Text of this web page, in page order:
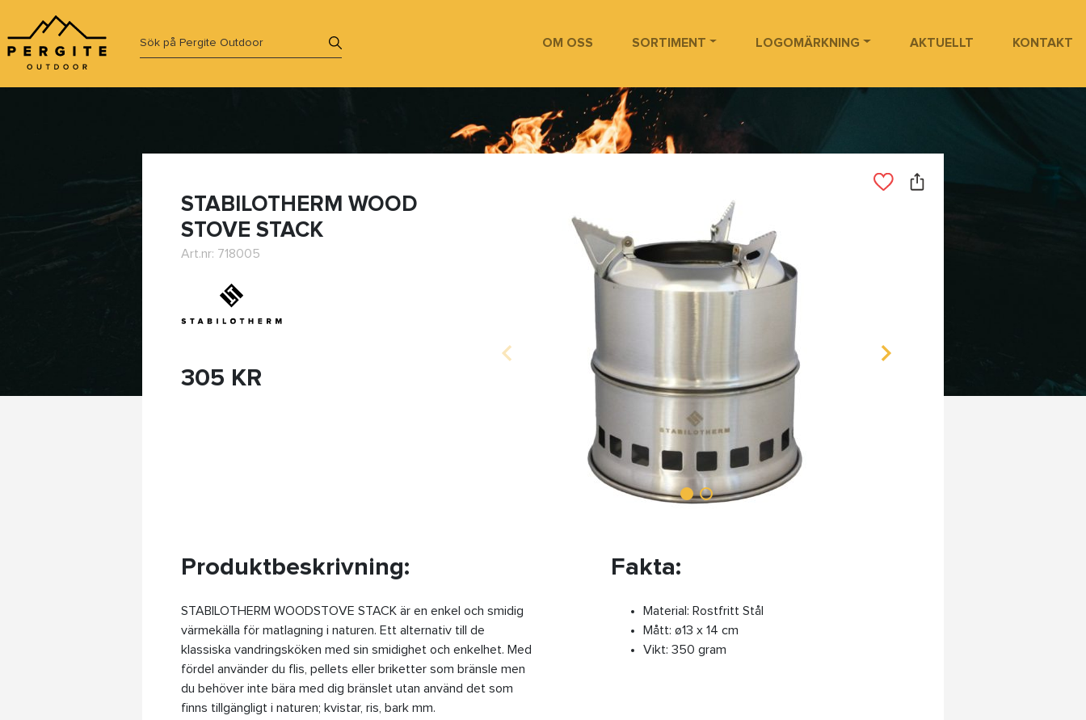
OM OSS SORTIMENT LOGOMÄRKNING AKTUELLT KONTAKT
STABILOTHERM WOOD
STOVE STACK
Art.nr: 718005
305 KR
Produktbeskrivning:
STABILOTHERM WOODSTOVE STACK är en enkel och smidig
värmekälla för matlagning i naturen. Ett alternativ till de
klassiska vandringsköken med sin smidighet och enkelhet. Med
fördel använder du flis, pellets eller briketter som bränsle men
du behöver inte bära med dig bränslet utan använd det som
finns tillgängligt i naturen; kvistar, ris, bark mm.
Fakta:
Material: Rostfritt Stål
Mått: ø13 x 14 cm
Vikt: 350 gram